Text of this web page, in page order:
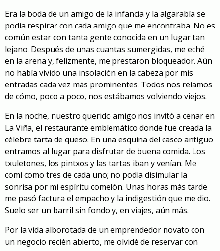
Era la boda de un amigo de la infancia y la algarabía se
podía respirar con cada amigo que me encontraba. No es
común estar con tanta gente conocida en un lugar tan
lejano. Después de unas cuantas sumergidas, me eché
en la arena y, felizmente, me prestaron bloqueador. Aún
no había vivido una insolación en la cabeza por mis
entradas cada vez más prominentes. Todos nos reíamos
de cómo, poco a poco, nos estábamos volviendo viejos.
En la noche, nuestro querido amigo nos invitó a cenar en
La Viña, el restaurante emblemático donde fue creada la
célebre tarta de queso. En una esquina del casco antiguo
entramos al lugar para disfrutar de buena comida. Los
txuletones, los pintxos y las tartas iban y venían. Me
comí como tres de cada uno; no podía disimular la
sonrisa por mi espíritu comelón. Unas horas más tarde
me pasó factura el empacho y la indigestión que me dio.
Suelo ser un barril sin fondo y, en viajes, aún más.
Por la vida alborotada de un emprendedor novato con
un negocio recién abierto, me olvidé de reservar con